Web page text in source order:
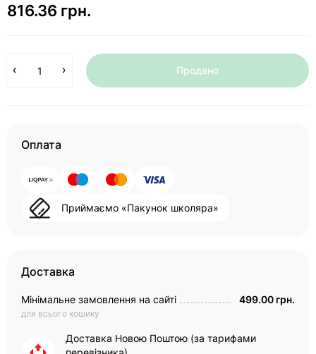
816.36 грн.
Продано
Оплата
Приймаємо «Пакунок школяра»
Доставка
Мінімальне замовлення на сайті
для всього кошику
499.00 грн.
Доставка Новою Поштою (за тарифами